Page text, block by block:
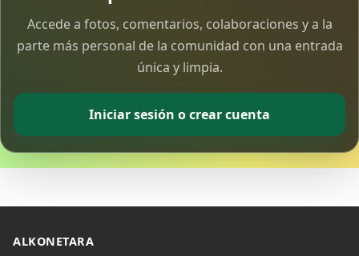
Accede a fotos, comentarios, colaboraciones y a la
parte más personal de la comunidad con una entrada
única y limpia.
Iniciar sesión o crear cuenta
ALKONETARA